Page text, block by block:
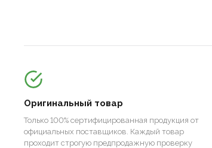
Оригинальный товар
Только 100% сертифицированная продукция от
официальных поставщиков. Каждый товар
проходит строгую предпродажную проверку